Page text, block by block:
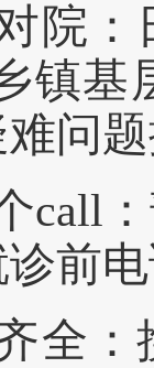
院：
镇基
问
call
前
全